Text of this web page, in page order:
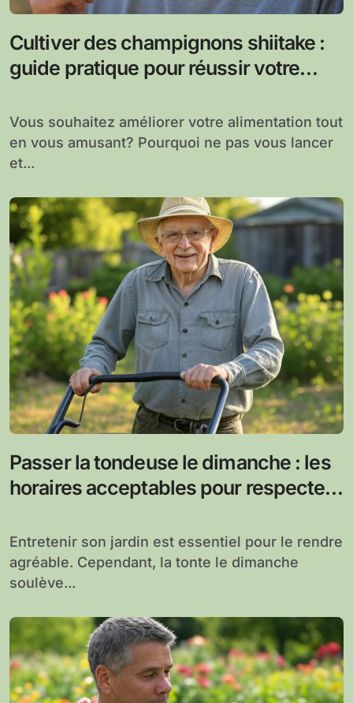
Cultiver des champignons shiitake :
guide pratique pour réussir votre
Vous souhaitez améliorer votre alimentation tout
en vous amusant? Pourquoi ne pas vous lancer
et...
Passer la tondeuse le dimanche : les
horaires acceptables pour respecter
Entretenir son jardin est essentiel pour le rendre
agréable. Cependant, la tonte le dimanche
soulève...